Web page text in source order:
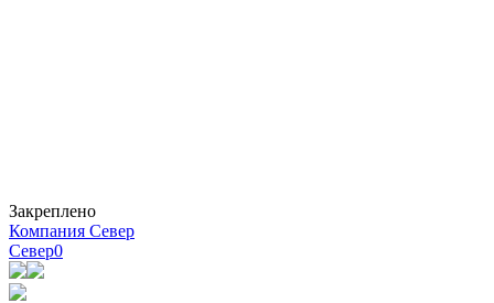
Закреплено
Компания Север
Север0